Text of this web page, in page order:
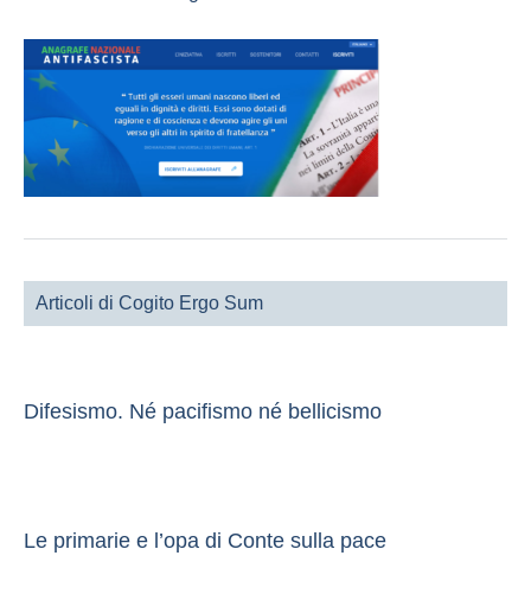
Articoli di Cogito Ergo Sum
Difesismo. Né pacifismo né bellicismo
Le primarie e l’opa di Conte sulla pace